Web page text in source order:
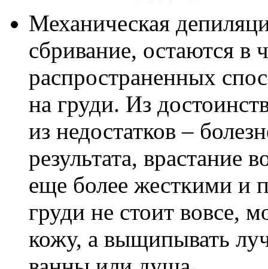
Механическая
сбривание, остаются в
распространенных
на груди. Из
из недостатков –
результата, врастание
еще более жесткими и
груди не стоит вовсе,
кожу, а выщипывать